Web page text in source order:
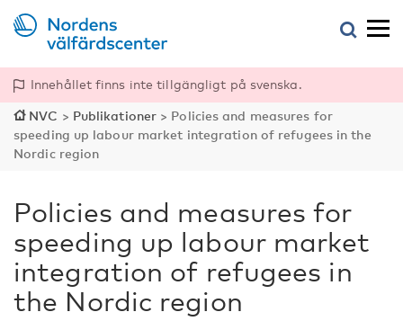
Innehållet finns inte tillgängligt på svenska.
NVC > Publikationer > Policies and measures for
speeding up labour market integration of refugees in the
Nordic region
Policies and measures for
speeding up labour market
integration of refugees in
the Nordic region